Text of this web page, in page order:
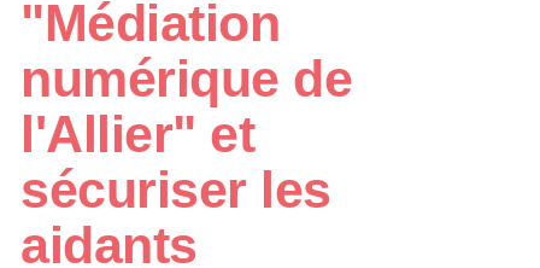
"Médiation
numérique de
l'Allier" et
sécuriser les
aidants